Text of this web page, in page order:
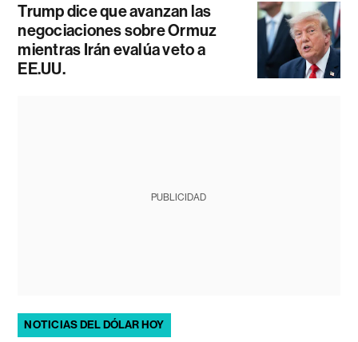
Trump dice que avanzan las
negociaciones sobre Ormuz
mientras Irán evalúa veto a
EE.UU.
PUBLICIDAD
NOTICIAS DEL DÓLAR HOY